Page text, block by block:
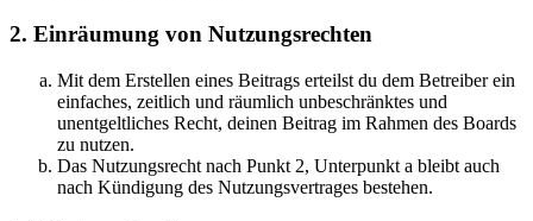
2. Einräumung von Nutzungsrechten
Mit dem Erstellen eines Beitrags erteilst du dem Betreiber ein
einfaches, zeitlich und räumlich unbeschränktes und
unentgeltliches Recht, deinen Beitrag im Rahmen des Boards
zu nutzen.
Das Nutzungsrecht nach Punkt 2, Unterpunkt a bleibt auch
nach Kündigung des Nutzungsvertrages bestehen.